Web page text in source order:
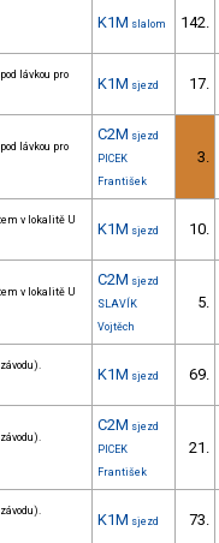
K1M slalom 142.
lávkou pro
K1M sjezd 17.
lávkou pro
C2M sjezd
PICEK
František
3.
v lokalitě U
K1M sjezd 10.
v lokalitě U
C2M sjezd
SLAVÍK
Vojtěch
5.
K1M sjezd 69.
C2M sjezd
PICEK
František
21.
K1M sjezd 73.